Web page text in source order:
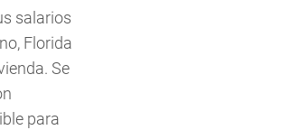
salarios
Florida
Se
para